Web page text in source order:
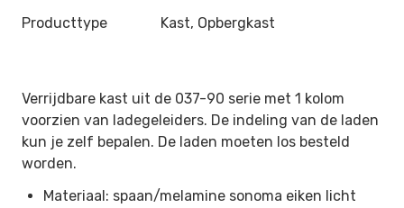
Producttype
Kast, Opbergkast
Verrijdbare kast uit de 037-90 serie met 1 kolom
voorzien van ladegeleiders. De indeling van de laden
kun je zelf bepalen. De laden moeten los besteld
worden.
Materiaal: spaan/melamine sonoma eiken licht